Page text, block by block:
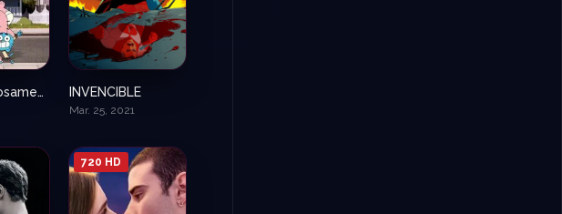
7.3El maravillosamente extraño mundo de Gumball INVENCIBLE
Mar. 25, 2021
720 HD